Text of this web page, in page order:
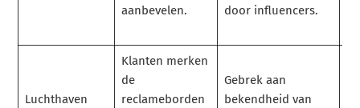
aanbevelen.
door influencers.
Luchthaven
Klanten merken
de
reclameborden
Gebrek aan
bekendheid van